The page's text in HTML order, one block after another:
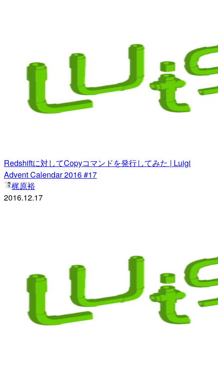
Redshiftに対してCopyコマンドを発行してみた | Luigi
Advent Calendar 2016 #17
梶原裕
2016.12.17